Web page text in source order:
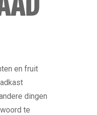
en fruit
dingen
te